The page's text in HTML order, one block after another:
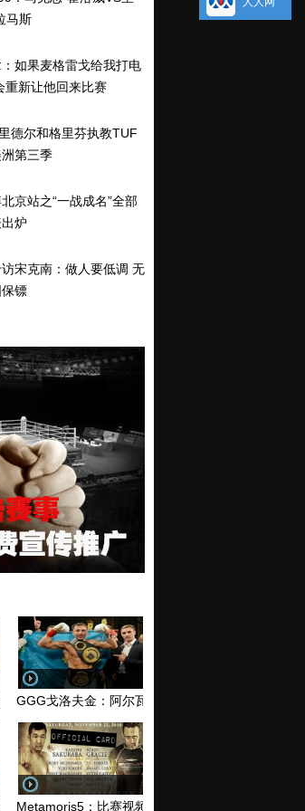
马斯
如果麦格雷戈给我打电
重新让他回来比赛
德尔和格里芬执教TUF
第三季
京站之“一战成名”全部
炉
宋克南：做人要低调 无
镖
训练 有望回归擂台
GGG戈洛夫金：阿尔瓦雷兹和库托 爱谁谁无所谓！
MMA综合格斗电影《破军》
Metamoris5：比赛视频